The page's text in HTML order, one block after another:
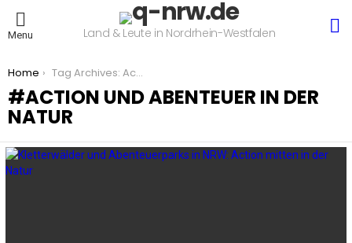
Menu Land & Leute in Nordrhein-Westfalen
You are here:
Home Tag Archives: Action und Abenteuer in der Natur
ACTION UND ABENTEUER IN DER
NATUR
LATEST